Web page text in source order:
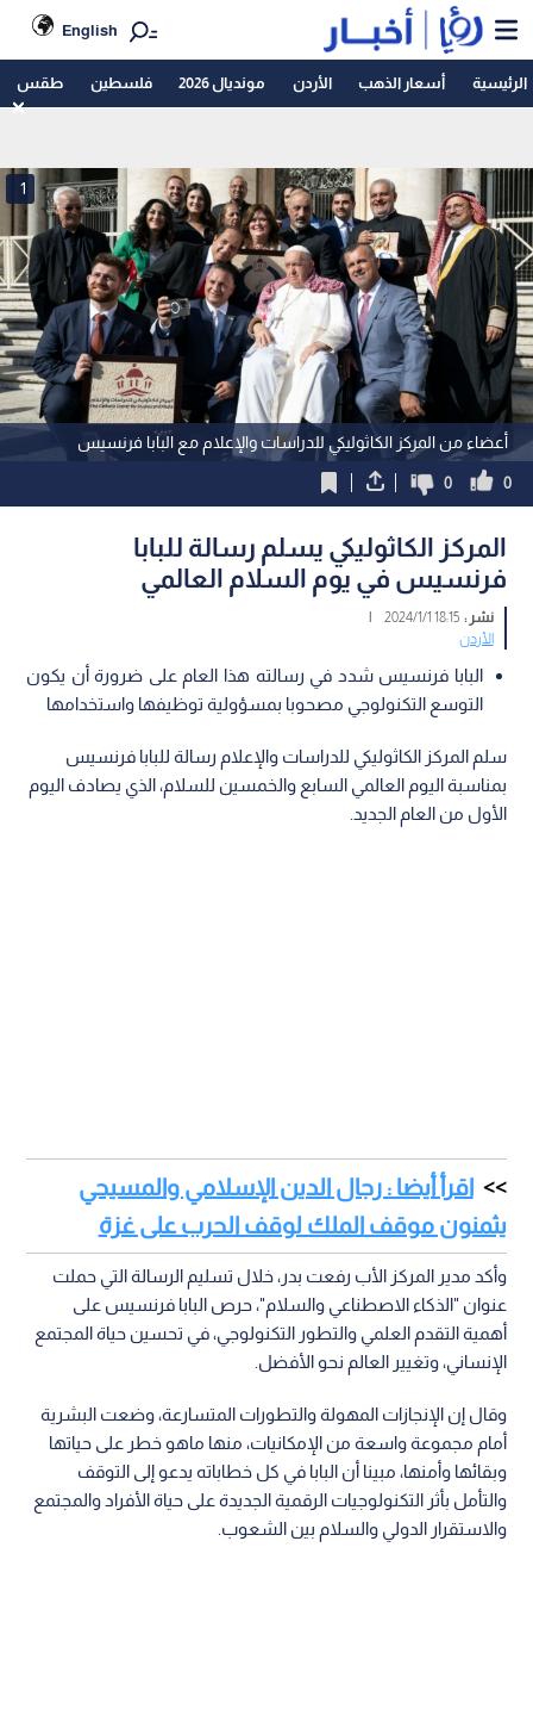
English
الرئيسية أسعار الذهب الأردن مونديال 2026 فلسطين طقس
أعضاء من المركز الكاثوليكي للدراسات والإعلام مع البابا فرنسيس
1
0
0
المركز الكاثوليكي يسلم رسالة للبابا
فرنسيس في يوم السلام العالمي
نشر :18:15 2024/1/1
|
الأردن
البابا فرنسيس شدد في رسالته هذا العام على ضرورة أن يكون
التوسع التكنولوجي مصحوبا بمسؤولية توظيفها واستخدامها
سلم المركز الكاثوليكي للدراسات والإعلام رسالة للبابا فرنسيس
بمناسبة اليوم العالمي السابع والخمسين للسلام، الذي يصادف اليوم
الأول من العام الجديد.
اقرأ أيضا : رجال الدين الإسلامي والمسيحي
يثمنون موقف الملك لوقف الحرب على غزة
وأكد مدير المركز الأب رفعت بدر، خلال تسليم الرسالة التي حملت
عنوان "الذكاء الاصطناعي والسلام"، حرص البابا فرنسيس على
أهمية التقدم العلمي والتطور التكنولوجي، في تحسين حياة المجتمع
الإنساني، وتغيير العالم نحو الأفضل.
وقال إن الإنجازات المهولة والتطورات المتسارعة، وضعت البشرية
أمام مجموعة واسعة من الإمكانيات، منها ماهو خطر على حياتها
وبقائها وأمنها، مبينا أن البابا في كل خطاباته يدعو إلى التوقف
والتأمل بأثر التكنولوجيات الرقمية الجديدة على حياة الأفراد والمجتمع
والاستقرار الدولي والسلام بين الشعوب.